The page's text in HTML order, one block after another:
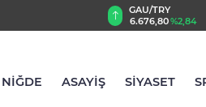
BIST 100
13.779,39%-0,14
NİĞDE ASAYİŞ SİYASET